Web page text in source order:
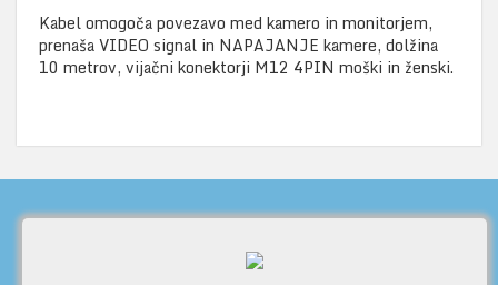
Kabel omogoča povezavo med kamero in monitorjem,
prenaša VIDEO signal in NAPAJANJE kamere, dolžina
10 metrov, vijačni konektorji M12 4PIN moški in ženski.